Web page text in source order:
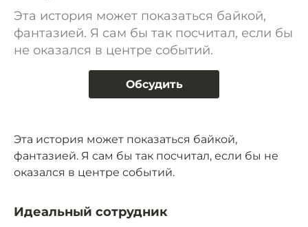
Эта история может показаться байкой,
фантазией. Я сам бы так посчитал, если бы
не оказался в центре событий.
Обсудить
Эта история может показаться байкой,
фантазией. Я сам бы так посчитал, если бы не
оказался в центре событий.
Идеальный сотрудник